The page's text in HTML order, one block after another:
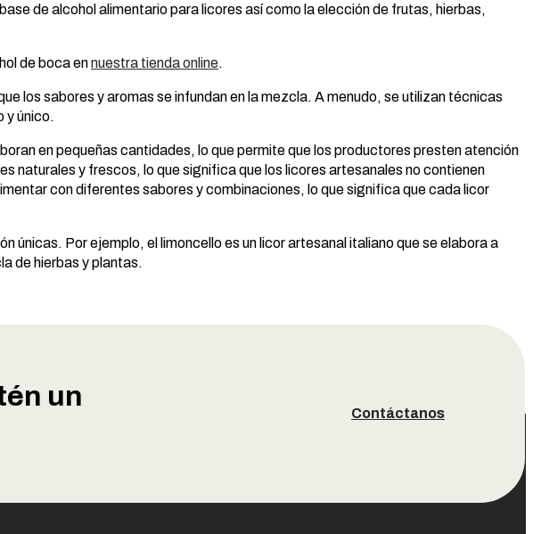
de alcohol alimentario para licores así como la elección de frutas, hierbas,
de boca ennuestra tienda online.
los sabores y aromas se infundan en la mezcla. A menudo, se utilizan técnicas
y único.
en pequeñas cantidades, lo que permite que los productores presten atención
naturales y frescos, lo que significa que los licores artesanales no contienen
con diferentes sabores y combinaciones, lo que significa que cada licor
únicas. Por ejemplo, el limoncello es un licor artesanal italiano que se elabora a
de hierbas y plantas.
un
Contáctanos